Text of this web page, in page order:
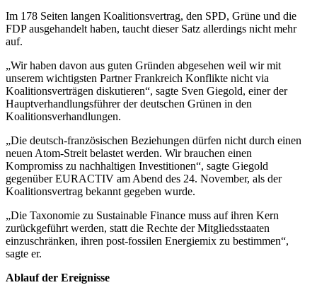
Im 178 Seiten langen Koalitionsvertrag, den SPD, Grüne und die
FDP ausgehandelt haben, taucht dieser Satz allerdings nicht mehr
auf.
„Wir haben davon aus guten Gründen abgesehen weil wir mit
unserem wichtigsten Partner Frankreich Konflikte nicht via
Koalitionsverträgen diskutieren“, sagte Sven Giegold, einer der
Hauptverhandlungsführer der deutschen Grünen in den
Koalitionsverhandlungen.
„Die deutsch-französischen Beziehungen dürfen nicht durch einen
neuen Atom-Streit belastet werden. Wir brauchen einen
Kompromiss zu nachhaltigen Investitionen“, sagte Giegold
gegenüber EURACTIV am Abend des 24. November, als der
Koalitionsvertrag bekannt gegeben wurde.
„Die Taxonomie zu Sustainable Finance muss auf ihren Kern
zurückgeführt werden, statt die Rechte der Mitgliedsstaaten
einzuschränken, ihren post-fossilen Energiemix zu bestimmen“,
sagte er.
Ablauf der Ereignisse